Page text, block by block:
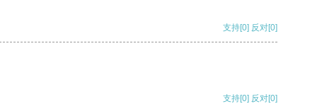
支持[0] 反对[0]
支持[0] 反对[0]